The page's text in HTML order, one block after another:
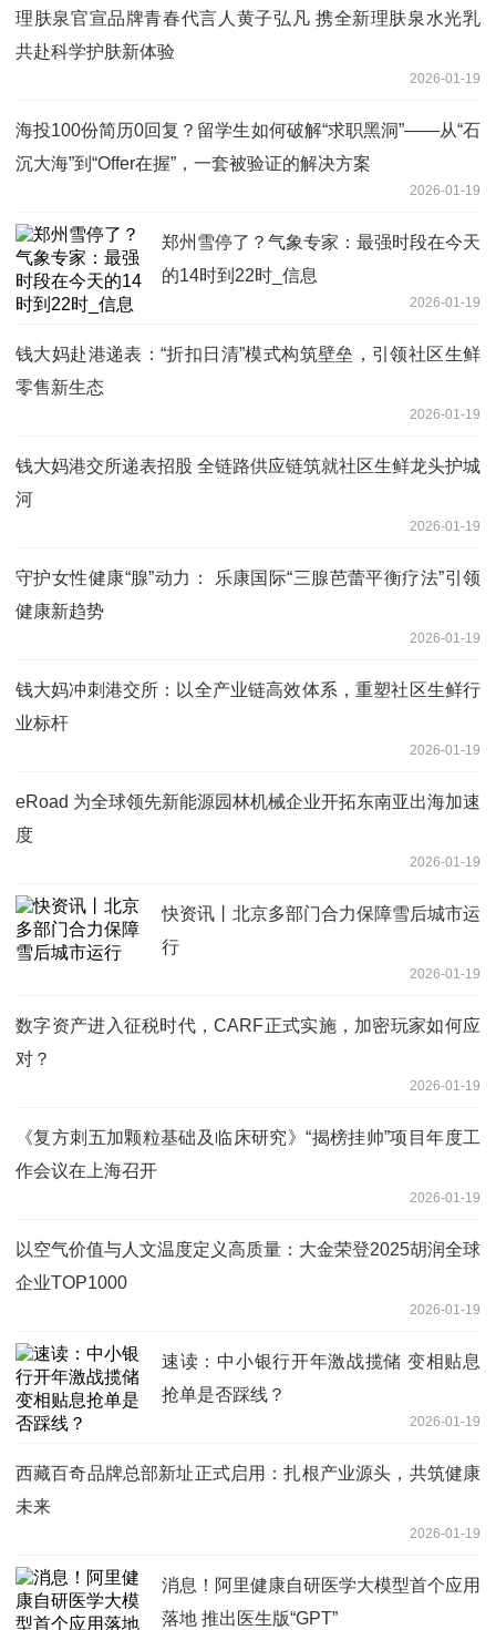
理肤泉官宣品牌青春代言人黄子弘凡 携全新理肤泉水光乳
共赴科学护肤新体验
2026-01-19
海投100份简历0回复？留学生如何破解“求职黑洞”——从“石
沉大海”到“Offer在握”，一套被验证的解决方案
2026-01-19
郑州雪停了？气象专家：最强时段在今天
的14时到22时_信息
2026-01-19
钱大妈赴港递表：“折扣日清”模式构筑壁垒，引领社区生鲜
零售新生态
2026-01-19
钱大妈港交所递表招股 全链路供应链筑就社区生鲜龙头护城
河
2026-01-19
守护女性健康“腺”动力： 乐康国际“三腺芭蕾平衡疗法”引领
健康新趋势
2026-01-19
钱大妈冲刺港交所：以全产业链高效体系，重塑社区生鲜行
业标杆
2026-01-19
eRoad 为全球领先新能源园林机械企业开拓东南亚出海加速
度
2026-01-19
快资讯丨北京多部门合力保障雪后城市运
行
2026-01-19
数字资产进入征税时代，CARF正式实施，加密玩家如何应
对？
2026-01-19
《复方刺五加颗粒基础及临床研究》“揭榜挂帅”项目年度工
作会议在上海召开
2026-01-19
以空气价值与人文温度定义高质量：大金荣登2025胡润全球
企业TOP1000
2026-01-19
速读：中小银行开年激战揽储 变相贴息
抢单是否踩线？
2026-01-19
西藏百奇品牌总部新址正式启用：扎根产业源头，共筑健康
未来
2026-01-19
消息！阿里健康自研医学大模型首个应用
落地 推出医生版“GPT”